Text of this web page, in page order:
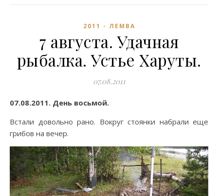
2011 - ЛЕМВА
7 августа. Удачная
рыбалка. Устье Харуты.
07.08.2011
07.08.2011. День восьмой.
Встали довольно рано. Вокруг стоянки набрали еще
грибов на вечер.